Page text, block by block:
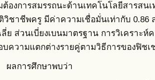
ต้องการสมรรถนะด้านเทคโนโลยีสารสน
วิชาชีพครู มีค่าความเชื่อมั่นเท่ากับ 0.86
ลี่ย ส่วนเบี่ยงเบนมาตรฐาน การวิเคราะ
ความแตกต่างรายคู่ตามวิธีการของฟิชเ
ารศึกษาพบว่า